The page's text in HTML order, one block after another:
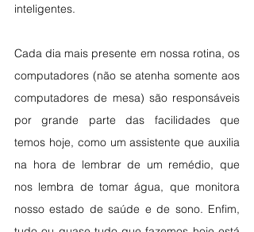
inteligentes.
Cada dia mais presente em nossa rotina, os
computadores (não se atenha somente aos
computadores de mesa) são responsáveis
por grande parte das facilidades que
temos hoje, como um assistente que auxilia
na hora de lembrar de um remédio, que
nos lembra de tomar água, que monitora
nosso estado de saúde e de sono. Enfim,